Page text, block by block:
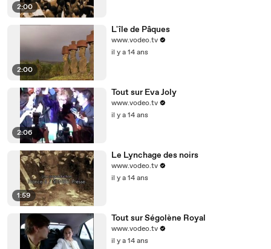
2:00
2:00
L'île de Pâques
www.vodeo.tv
il y a 14 ans
2:06
Tout sur Eva Joly
www.vodeo.tv
il y a 14 ans
1:59
Le Lynchage des noirs
www.vodeo.tv
il y a 14 ans
Tout sur Ségolène Royal
www.vodeo.tv
il y a 14 ans